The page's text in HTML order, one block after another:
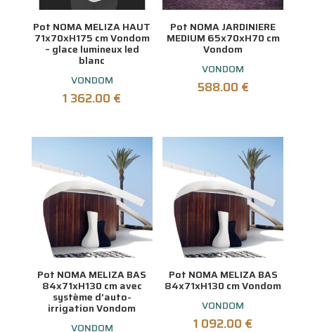
Pot NOMA MELIZA HAUT
71x70xH175 cm Vondom
– glace lumineux led
blanc
VONDOM
1 362.00 €
Pot NOMA JARDINIERE
MEDIUM 65x70xH70 cm
Vondom
VONDOM
588.00 €
Pot NOMA MELIZA BAS
84x71xH130 cm avec
système d’auto-
irrigation Vondom
VONDOM
Pot NOMA MELIZA BAS
84x71xH130 cm Vondom
VONDOM
1 092.00 €